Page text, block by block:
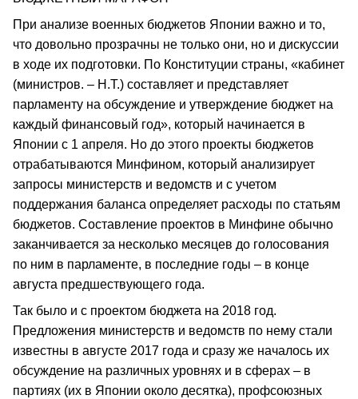
При анализе военных бюджетов Японии важно и то,
что довольно прозрачны не только они, но и дискуссии
в ходе их подготовки. По Конституции страны, «кабинет
(министров. – Н.Т.) составляет и представляет
парламенту на обсуждение и утверждение бюджет на
каждый финансовый год», который начинается в
Японии с 1 апреля. Но до этого проекты бюджетов
отрабатываются Минфином, который анализирует
запросы министерств и ведомств и с учетом
поддержания баланса определяет расходы по статьям
бюджетов. Составление проектов в Минфине обычно
заканчивается за несколько месяцев до голосования
по ним в парламенте, в последние годы – в конце
августа предшествующего года.
Так было и с проектом бюджета на 2018 год.
Предложения министерств и ведомств по нему стали
известны в августе 2017 года и сразу же началось их
обсуждение на различных уровнях и в сферах – в
партиях (их в Японии около десятка), профсоюзных